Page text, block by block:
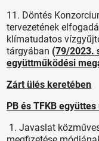
11. Döntés
tervezetének
klímatudatos
tárgyában (79/2023.
együttműködési
Zárt ülés keretében
PB és TFKB
1. Javaslat